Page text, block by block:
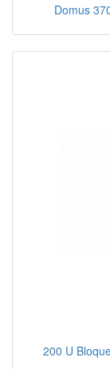
Domus
200 U